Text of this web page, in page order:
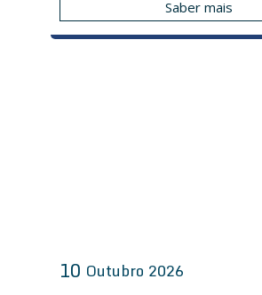
Saber mais
10 Outubro 2026